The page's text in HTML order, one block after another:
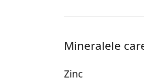
Mineralele
Zinc